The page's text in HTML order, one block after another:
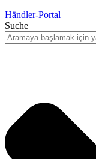
Händler-Portal
Suche